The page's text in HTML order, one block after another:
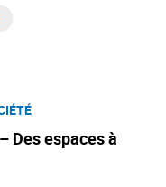
Des espaces à